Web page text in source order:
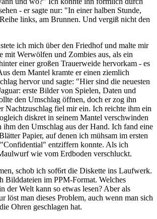
- er sagte nur: "In einer halben Stunde,
links, am Brunnen. Und vergiß nicht den
ich mich über den Friedhof und malte mir
mit Werwölfen und Zombies aus, als ein
einer großen Trauerweide hervorkam - es
dem Mantel kramte er einen ziemlich
hervor und sagte: "Hier sind die neuesten
erste Bilder von Spielen, Daten und
den Umschlag öffnen, doch er zog ihn
Nachtzuschlag fiel mir ein. Ich reichte ihm ein
diskret in seinem Mantel verschwinden
den Umschlag aus der Hand. Ich fand eine
Papier, auf denen ich mühsam im ersten
entziffern konnte. Als ich
wie vom Erdboden verschluckt.
schob ich sof6rt die Diskette ins Laufwerk.
Bilddateien im PPM-Format. Welches
der Welt kann so etwas lesen? Aber als
löst man dieses Problem, auch wenn man sich
Ohren geschlagen hat.